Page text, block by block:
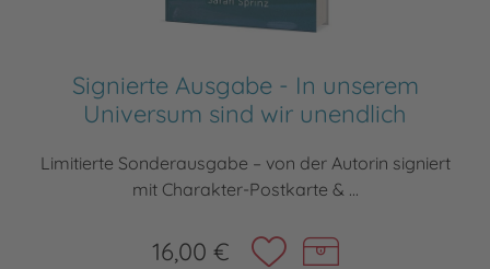
Signierte Ausgabe - In unserem
Universum sind wir unendlich
Limitierte Sonderausgabe – von der Autorin signiert
mit Charakter-Postkarte & ...
16,00 €